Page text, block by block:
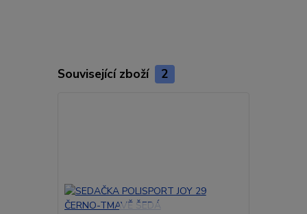
Související zboží 2